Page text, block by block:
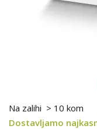
Na zalihi > 10 kom
Dostavljamo